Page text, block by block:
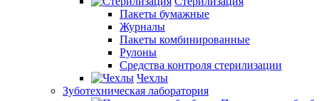
Пакеты бумажные
Журналы
Пакеты комбинированные
Рулоны
Средства контроля стерилизации
Чехлы
Зуботехническая лаборатория